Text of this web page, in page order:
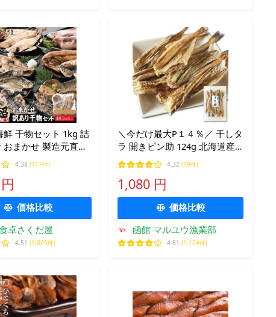
鮮 干物セット 1kg 詰
おまかせ 製造元直売
ト干物 乾燥【冷凍
便】 美味しい贈物 お中元 爆買
4.38 (117件)
価格比較
卓さくだ屋
4.51 (1,809件)
＼今だけ最大P１４％／ 干しタ
ラ 開きピン助 124g 北海道産
スケトウダラ むき身 食べやす
い 皮つき むしり たんぱく質
簡単 たたきたら
4.32 (19件)
1,080 円
価格比較
函館 マルユウ漁業部
4.81 (1,124件)